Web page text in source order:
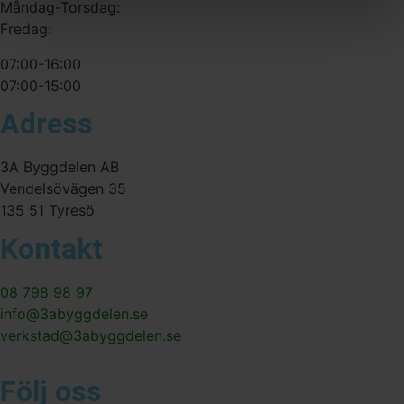
Måndag-Torsdag:
Fredag:
07:00-16:00
07:00-15:00
Adress
3A Byggdelen AB
Vendelsövägen 35
135 51 Tyresö
Kontakt
08 798 98 97
info@3abyggdelen.se
verkstad@3abyggdelen.se
Följ oss